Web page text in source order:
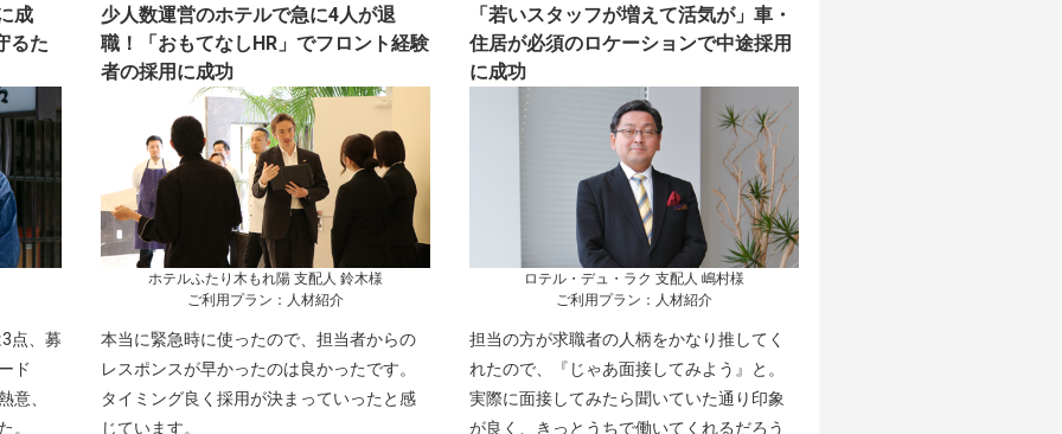
成
るた
点、募
ド
意、
。
少人数運営のホテルで急に4人が退
職！「おもてなしHR」でフロント経験
者の採用に成功
ホテルふたり木もれ陽 支配人 鈴木様
ご利用プラン：人材紹介
本当に緊急時に使ったので、担当者からの
レスポンスが早かったのは良かったです。
タイミング良く採用が決まっていったと感
じています。
「若いスタッフが増えて活気が」車・
住居が必須のロケーションで中途採用
に成功
ロテル・デュ・ラク 支配人 嶋村様
ご利用プラン：人材紹介
担当の方が求職者の人柄をかなり推してく
れたので、『じゃあ面接してみよう』と。
実際に面接してみたら聞いていた通り印象
が良く、きっとうちで働いてくれるだろう